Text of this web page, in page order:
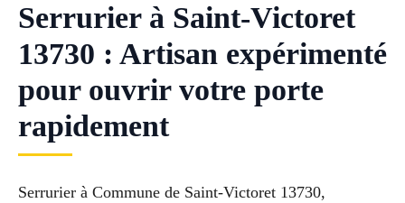
Serrurier à Saint-Victoret
13730 : Artisan expérimenté
pour ouvrir votre porte
rapidement
Serrurier à Commune de Saint-Victoret 13730,